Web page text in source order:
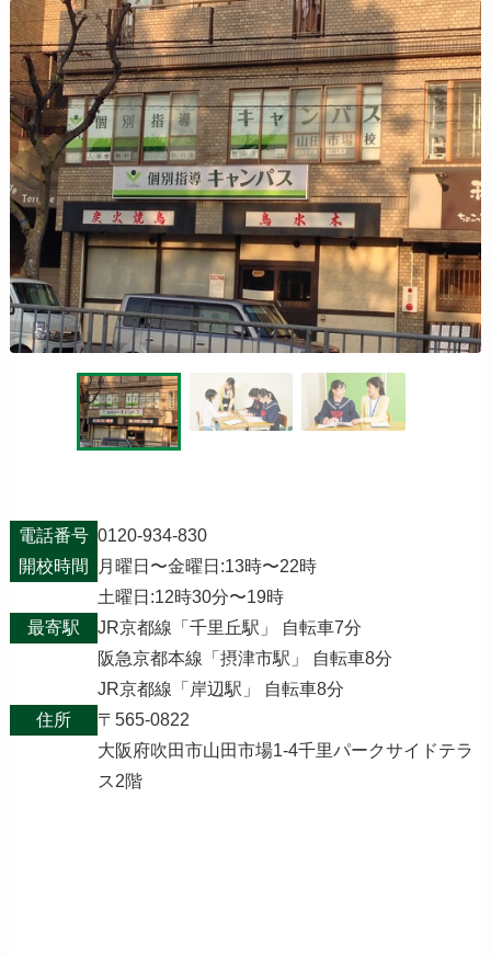
電話番号 0120-934-830
開校時間
月曜日〜金曜日:13時〜22時
土曜日:12時30分〜19時
最寄駅
JR京都線「千里丘駅」 自転車7分
阪急京都本線「摂津市駅」 自転車8分
JR京都線「岸辺駅」 自転車8分
住所
〒565-0822
大阪府吹田市山田市場1-4千里パークサイドテラ
ス2階